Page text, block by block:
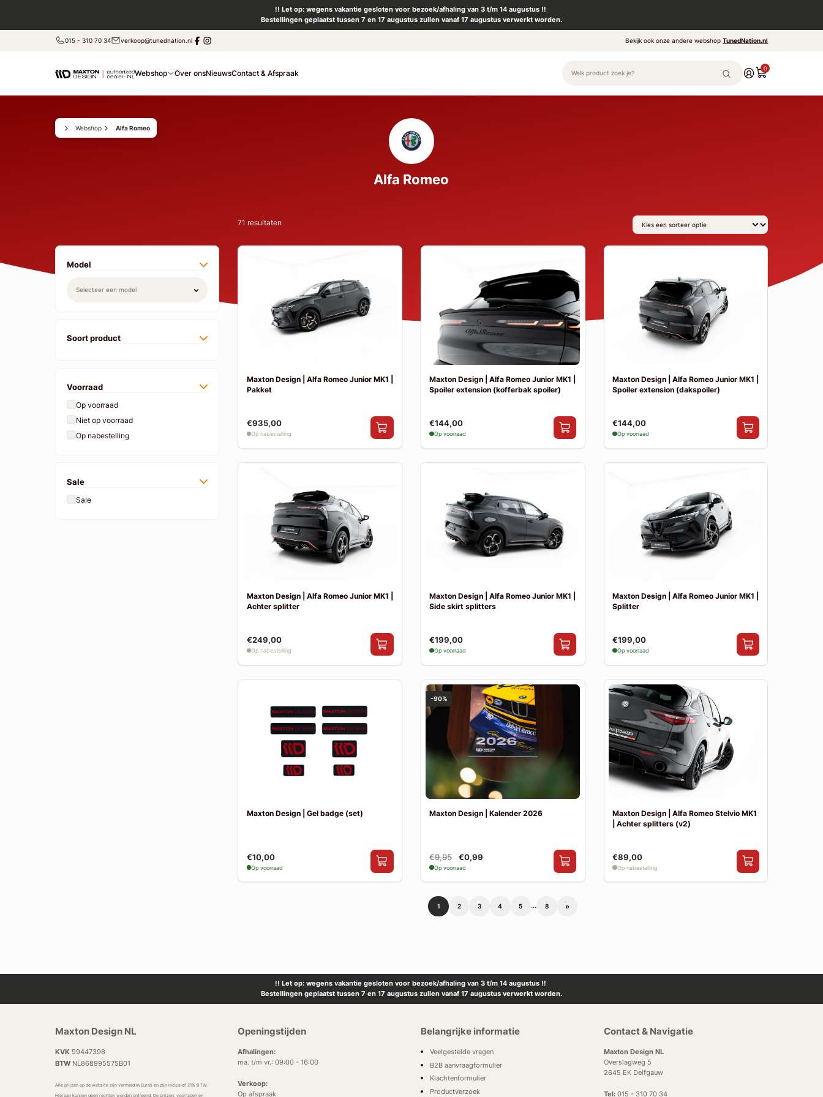
!! Let op: wegens vakantie gesloten voor bezoek/afhaling van 3 t/m 14 augustus !!
Bestellingen geplaatst tussen 7 en 17 augustus zullen vanaf 17 augustus verwerkt worden.
015 - 310 70 34 verkoop@tunednation.nl Bekijk ook onze andere webshopTunedNation.nl
Webshop Over onsNieuwsContact & Afspraak
0
Webshop Alfa Romeo
Alfa Romeo
71 resultaten
Model
Soort product
Voorraad
Op voorraad
Niet op voorraad
Op nabestelling
Sale
Sale
Maxton Design | Alfa Romeo Junior MK1 |
Pakket
€935,00
Op nabestelling
Maxton Design | Alfa Romeo Junior MK1 |
Spoiler extension (kofferbak spoiler)
€144,00
Op voorraad
Maxton Design | Alfa Romeo Junior MK1 |
Spoiler extension (dakspoiler)
€144,00
Op voorraad
Maxton Design | Alfa Romeo Junior MK1 |
Achter splitter
€249,00
Op nabestelling
Maxton Design | Alfa Romeo Junior MK1 |
Side skirt splitters
€199,00
Op voorraad
Maxton Design | Alfa Romeo Junior MK1 |
Splitter
€199,00
Op voorraad
Maxton Design | Gel badge (set)
€10,00
Op voorraad
-90%
Maxton Design | Kalender 2026
€9,95 €0,99
Op voorraad
Maxton Design | Alfa Romeo Stelvio MK1
| Achter splitters (v2)
€89,00
Op nabestelling
1 2 3 4 5 ... 8 »
!! Let op: wegens vakantie gesloten voor bezoek/afhaling van 3 t/m 14 augustus !!
Bestellingen geplaatst tussen 7 en 17 augustus zullen vanaf 17 augustus verwerkt worden.
Maxton Design NL
KVK 99447398
BTWNL868995575B01
Alle prijzen op de website zijn vermeld in Euro’s en zijn inclusief 21% BTW.
Hieraan kunnen geen rechten worden ontleend. De prijzen, voorraden en
Openingstijden
Afhalingen:
ma. t/m vr.: 09:00 - 16:00
Verkoop:
Op afspraak
Belangrijke informatie
Veelgestelde vragen
B2B aanvraagformulier
Klachtenformulier
Productverzoek
Contact & Navigatie
Maxton Design NL
Overslagweg 5
2645 EK Delfgauw
Tel: 015 - 310 70 34